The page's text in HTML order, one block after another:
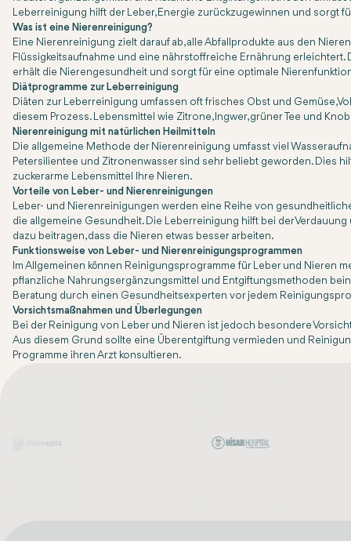
Leberreinigung hilft der Leber, Energie zurückzugewinnen und sorgt
Was ist eine Nierenreinigung?
Eine Nierenreinigung zielt darauf ab, alle Abfallprodukte aus den
Flüssigkeitsaufnahme und eine nährstoffreiche Ernährung
erhält die Nierengesundheit und sorgt für eine optimale
Diätprogramme zur Leberreinigung
Diäten zur Leberreinigung umfassen oft frisches Obst und Gemüse,
diesem Prozess. Lebensmittel wie Zitrone, Ingwer, grüner Tee und
Nierenreinigung mit natürlichen Heilmitteln
Die allgemeine Methode der Nierenreinigung umfasst viel
Petersilientee und Zitronenwasser sind sehr beliebt geworden. Dies
zuckerarme Lebensmittel Ihre Nieren.
Vorteile von Leber- und Nierenreinigungen
Leber- und Nierenreinigungen werden eine Reihe von
die allgemeine Gesundheit. Die Leberreinigung hilft bei der
dazu beitragen, dass die Nieren etwas besser arbeiten.
Funktionsweise von Leber- und Nierenreinigungsprogrammen
Im Allgemeinen können Reinigungsprogramme für Leber und Nieren
pflanzliche Nahrungsergänzungsmittel und Entgiftungsmethoden
Beratung durch einen Gesundheitsexperten vor jedem
Vorsichtsmaßnahmen und Überlegungen
Bei der Reinigung von Leber und Nieren ist jedoch besondere
Aus diesem Grund sollte eine Überentgiftung vermieden und
Programme ihren Arzt konsultieren.